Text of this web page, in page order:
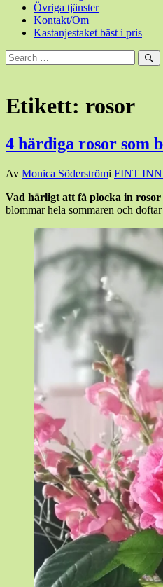
Övriga tjänster
Kontakt/Om
Kastanjestaket bäst i pris
Sök
efter:
Sök
Etikett: rosor
4 härdiga rosor som
Den
september,
202412
Av Monica Söderströmi FINT
Vad härligt att få plocka in rosor
blommar hela sommaren och